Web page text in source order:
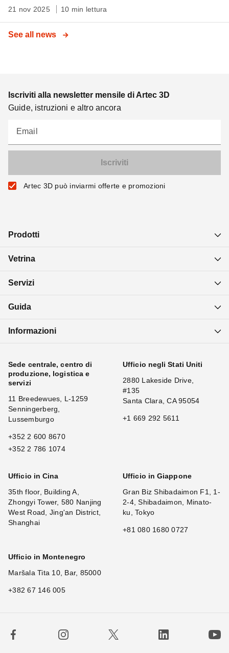
21 nov 2025 10 min lettura
See all news
Iscriviti alla newsletter mensile di Artec 3D
Guide, istruzioni e altro ancora
Email
Artec 3D può inviarmi offerte e promozioni
Prodotti
Vetrina
Servizi
Guida
Informazioni
Sede centrale, centro di
produzione, logistica e
servizi
11 Breedewues, L-1259
Senningerberg,
Lussemburgo
+352 2 600 8670
+352 2 786 1074
Ufficio negli Stati Uniti
2880 Lakeside Drive,
#135
Santa Clara, CA 95054
+1 669 292 5611
Ufficio in Cina
35th floor, Building A,
Zhongyi Tower, 580 Nanjing
West Road, Jing'an District,
Shanghai
Ufficio in Giappone
Gran Biz Shibadaimon F1, 1-
2-4, Shibadaimon, Minato-
ku, Tokyo
+81 080 1680 0727
Ufficio in Montenegro
Maršala Tita 10, Bar, 85000
+382 67 146 005